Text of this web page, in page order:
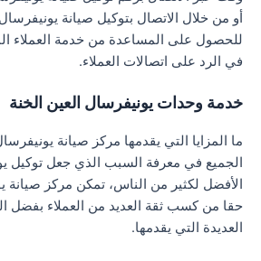
أو من خلال الاتصال بتوكيل صيانة
للحصول على المساعدة من خدمة العملاء
في الرد على اتصالات العملاء.
خدمة وحدات يونيفرسال العين الخنة
ما المزايا التي يقدمها مركز صيانة
الجميع في معرفة السبب الذي جعل توكيل
الأفضل لكثير من الناس، تمكن مركز صيانة
حقا من كسب ثقة العديد من العملاء بفضل
العديدة التي يقدمها.